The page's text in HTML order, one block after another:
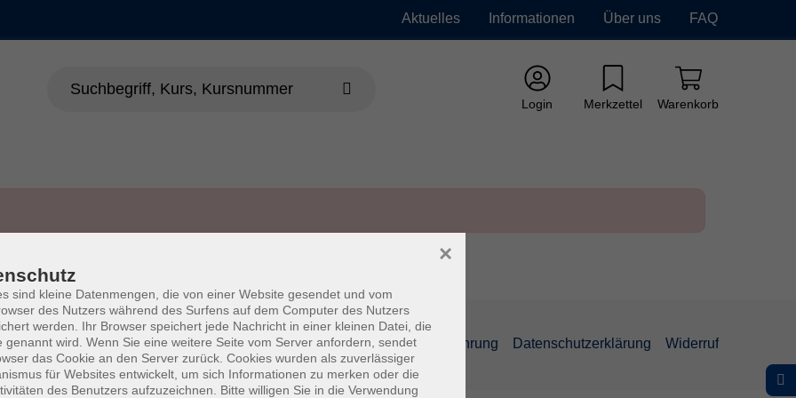
Aktuelles Informationen Über uns FAQ
Login Merkzettel Warenkorb
Impressum AGB Widerrufsbelehrung Datenschutzerklärung Widerruf
sind kleine Datenmengen, die von einer Website gesendet und vom
des Nutzers während des Surfens auf dem Computer des Nutzers
werden. Ihr Browser speichert jede Nachricht in einer kleinen Datei, die
genannt wird. Wenn Sie eine weitere Seite vom Server anfordern, sendet
das Cookie an den Server zurück. Cookies wurden als zuverlässiger
für Websites entwickelt, um sich Informationen zu merken oder die
des Benutzers aufzuzeichnen. Bitte willigen Sie in die Verwendung
×